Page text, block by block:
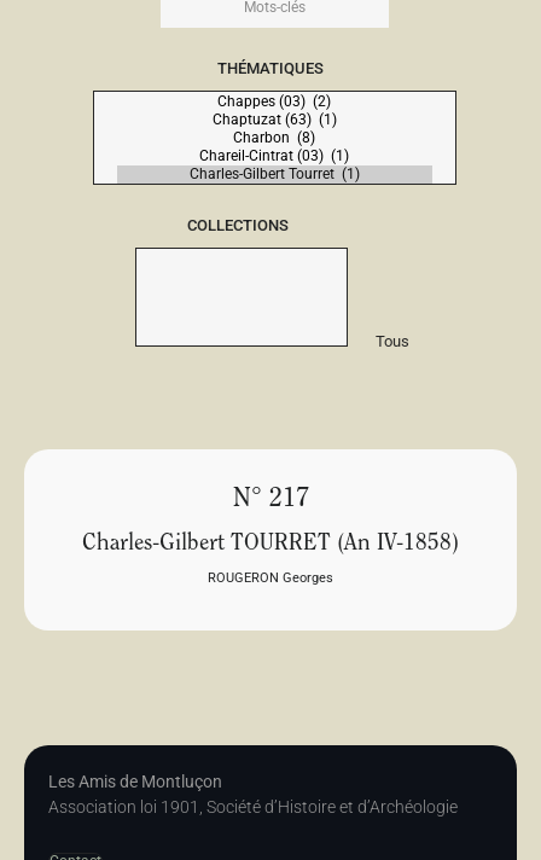
THÉMATIQUES
COLLECTIONS
Tous
N° 217
Charles-Gilbert TOURRET (An IV-1858)
ROUGERON Georges
Les Amis de Montluçon
Association loi 1901, Société d’Histoire et d’Archéologie